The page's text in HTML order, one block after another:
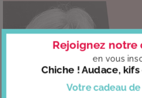
Votre cadeau
Rejoignez
en vous
Chiche ! Audace,